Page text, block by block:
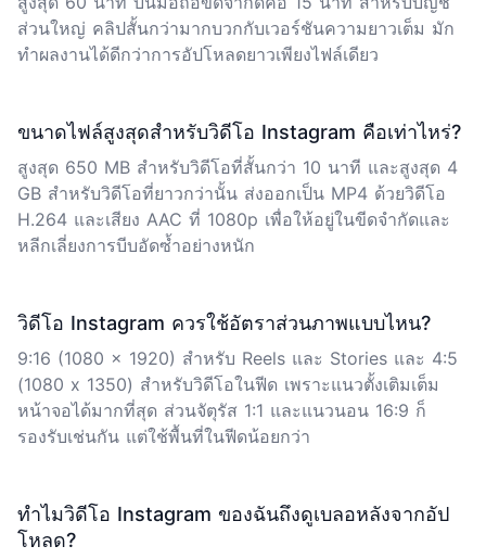
ส่วนใหญ่ คลิปสั้นกว่ามากบวกกับเวอร์ชันความยาวเต็ม มัก
ทำผลงานได้ดีกว่าการอัปโหลดยาวเพียงไฟล์เดียว
ขนาดไฟล์สูงสุดสำหรับวิดีโอ Instagram คือเท่าไหร่?
สูงสุด 650 MB สำหรับวิดีโอที่สั้นกว่า 10 นาที และสูงสุด 4
GB สำหรับวิดีโอที่ยาวกว่านั้น ส่งออกเป็น MP4 ด้วยวิดีโอ
H.264 และเสียง AAC ที่ 1080p เพื่อให้อยู่ในขีดจำกัดและ
หลีกเลี่ยงการบีบอัดซ้ำอย่างหนัก
วิดีโอ Instagram ควรใช้อัตราส่วนภาพแบบไหน?
9:16 (1080 x 1920) สำหรับ Reels และ Stories และ 4:5
(1080 x 1350) สำหรับวิดีโอในฟีด เพราะแนวตั้งเติมเต็ม
หน้าจอได้มากที่สุด ส่วนจัตุรัส 1:1 และแนวนอน 16:9 ก็
รองรับเช่นกัน แต่ใช้พื้นที่ในฟีดน้อยกว่า
ทำไมวิดีโอ Instagram ของฉันถึงดูเบลอหลังจากอัป
โหลด?